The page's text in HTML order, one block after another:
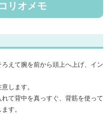
リオメモ
えて腕を前から頭上へ上げ、イン
します。
て背中を真っすぐ、背筋を使って
す。